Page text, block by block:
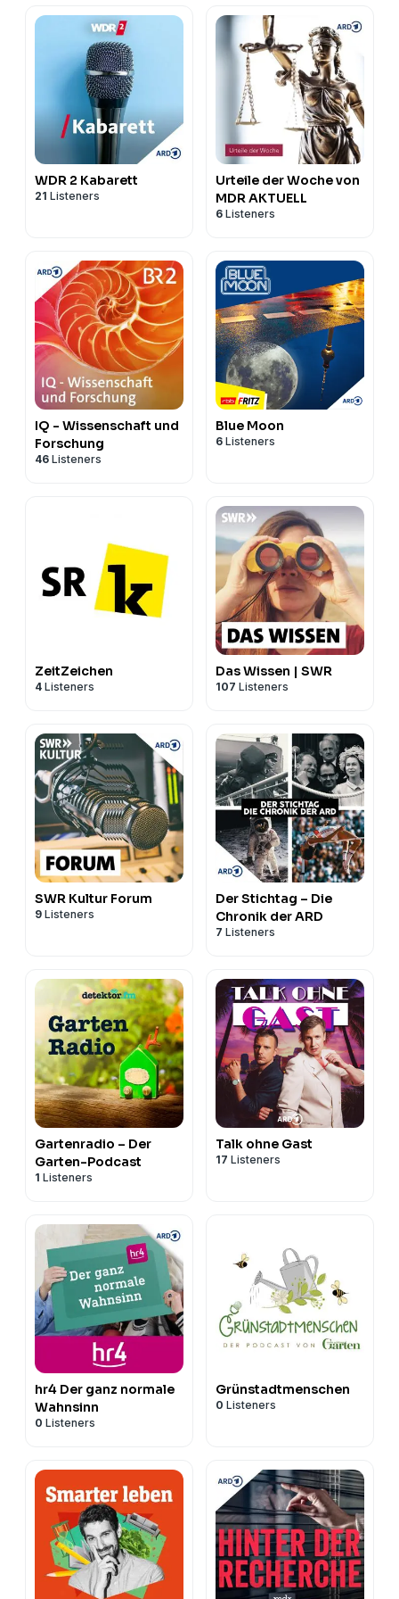
WDR 2 Kabarett
21 Listeners
Urteile der Woche von
MDR AKTUELL
6 Listeners
IQ - Wissenschaft und
Forschung
46 Listeners
Blue Moon
6 Listeners
ZeitZeichen
4 Listeners
Das Wissen | SWR
107 Listeners
SWR Kultur Forum
9 Listeners
Der Stichtag – Die
Chronik der ARD
7 Listeners
Gartenradio – Der
Garten-Podcast
1 Listeners
Talk ohne Gast
17 Listeners
hr4 Der ganz normale
Wahnsinn
0 Listeners
Grünstadtmenschen
0 Listeners